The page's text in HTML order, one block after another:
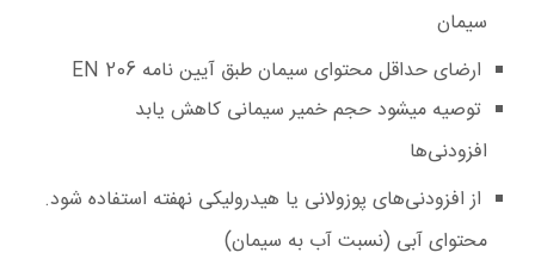
سیمان
ارضای حداقل محتوای سیمان طبق آیین نامه EN 206
توصیه میشود حجم خمیر سیمانی کاهش یابد
افزودنی‌ها
از افزودنی‌های پوزولانی یا هیدرولیکی نهفته استفاده شود.
محتوای آبی (نسبت آب به سیمان)